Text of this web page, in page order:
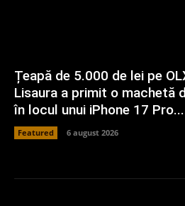
Țeapă de 5.000 de lei pe
Lisaura a primit o machetă
în locul unui iPhone 17 Pro...
Featured 6 august 2026